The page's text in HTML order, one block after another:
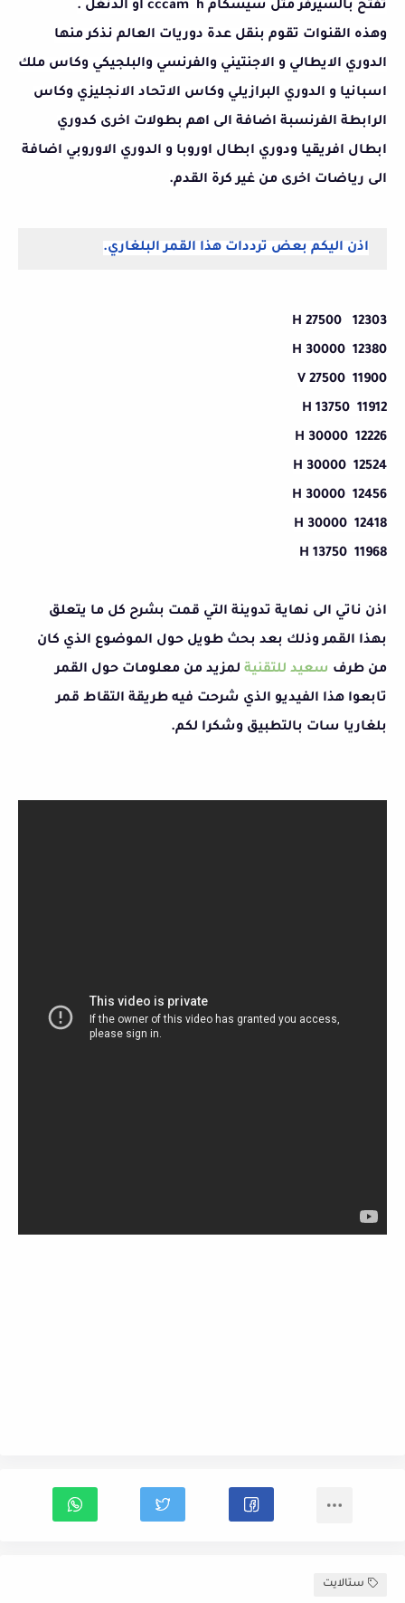
تفتح بالسيرفر متل سيسكام cccam h او الدنغل .
وهذه القنوات تقوم بنقل عدة دوريات العالم نذكر منها
الدوري الايطالي و الاجنتيني والفرنسي والبلجيكي وكاس ملك
اسبانيا و الدوري البرازيلي وكاس الاتحاد الانجليزي وكاس
الرابطة الفرنسبة اضافة الى اهم بطولات اخرى كدوري
ابطال افريقيا ودوري ابطال اوروبا و الدوري الاوروبي اضافة
الى رياضات اخرى من غير كرة القدم.
اذن اليكم بعض ترددات هذا القمر البلغاري.
12303
H 27500
12380 H 30000
11900 V 27500
11912 H 13750
12226 H 30000
12524 H 30000
12456 H 30000
12418 H 30000
11968 H 13750
اذن ناتي الى نهاية تدوينة التي قمت بشرح كل ما يتعلق
بهذا القمر وذلك بعد بحث طويل حول الموضوع الذي كان
من طرف سعيد للتقنية لمزيد من معلومات حول القمر
تابعوا هذا الفيديو الذي شرحت فيه طريقة التقاط قمر
بلغاريا سات بالتطبيق وشكرا لكم.
ستالايت